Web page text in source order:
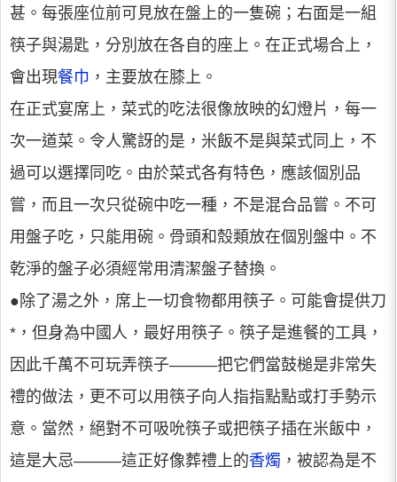
甚。每張座位前可見放在盤上的一隻碗；右面是一組
筷子與湯匙，分別放在各自的座上。在正式場合上，
會出現餐巾 ，主要放在膝上。
在正式宴席上，菜式的吃法很像放映的幻燈片，每一
次一道菜。令人驚訝的是，米飯不是與菜式同上，不
過可以選擇同吃。由於菜式各有特色，應該個別品
嘗，而且一次只從碗中吃一種，不是混合品嘗。不可
用盤子吃，只能用碗。骨頭和殼類放在個別盤中。不
乾淨的盤子必須經常用清潔盤子替換。
●除了湯之外，席上一切食物都用筷子。可能會提供刀
*，但身為中國人，最好用筷子。筷子是進餐的工具，
因此千萬不可玩弄筷子———把它們當鼓槌是非常失
禮的做法，更不可以用筷子向人指指點點或打手勢示
意。當然，絕對不可吸吮筷子或把筷子插在米飯中，
這是大忌———這正好像葬禮上的香燭 ，被認為是不